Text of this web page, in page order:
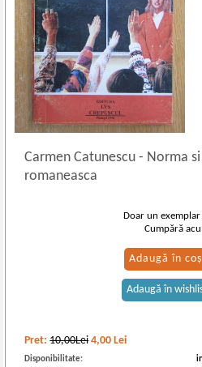
Carmen Catunescu- Norma
romaneasca
Pret:10,00Lei 4,00 Lei
Disponibilitate:
Doar un
Cumpără
Adaugă în coș
Adaugă în